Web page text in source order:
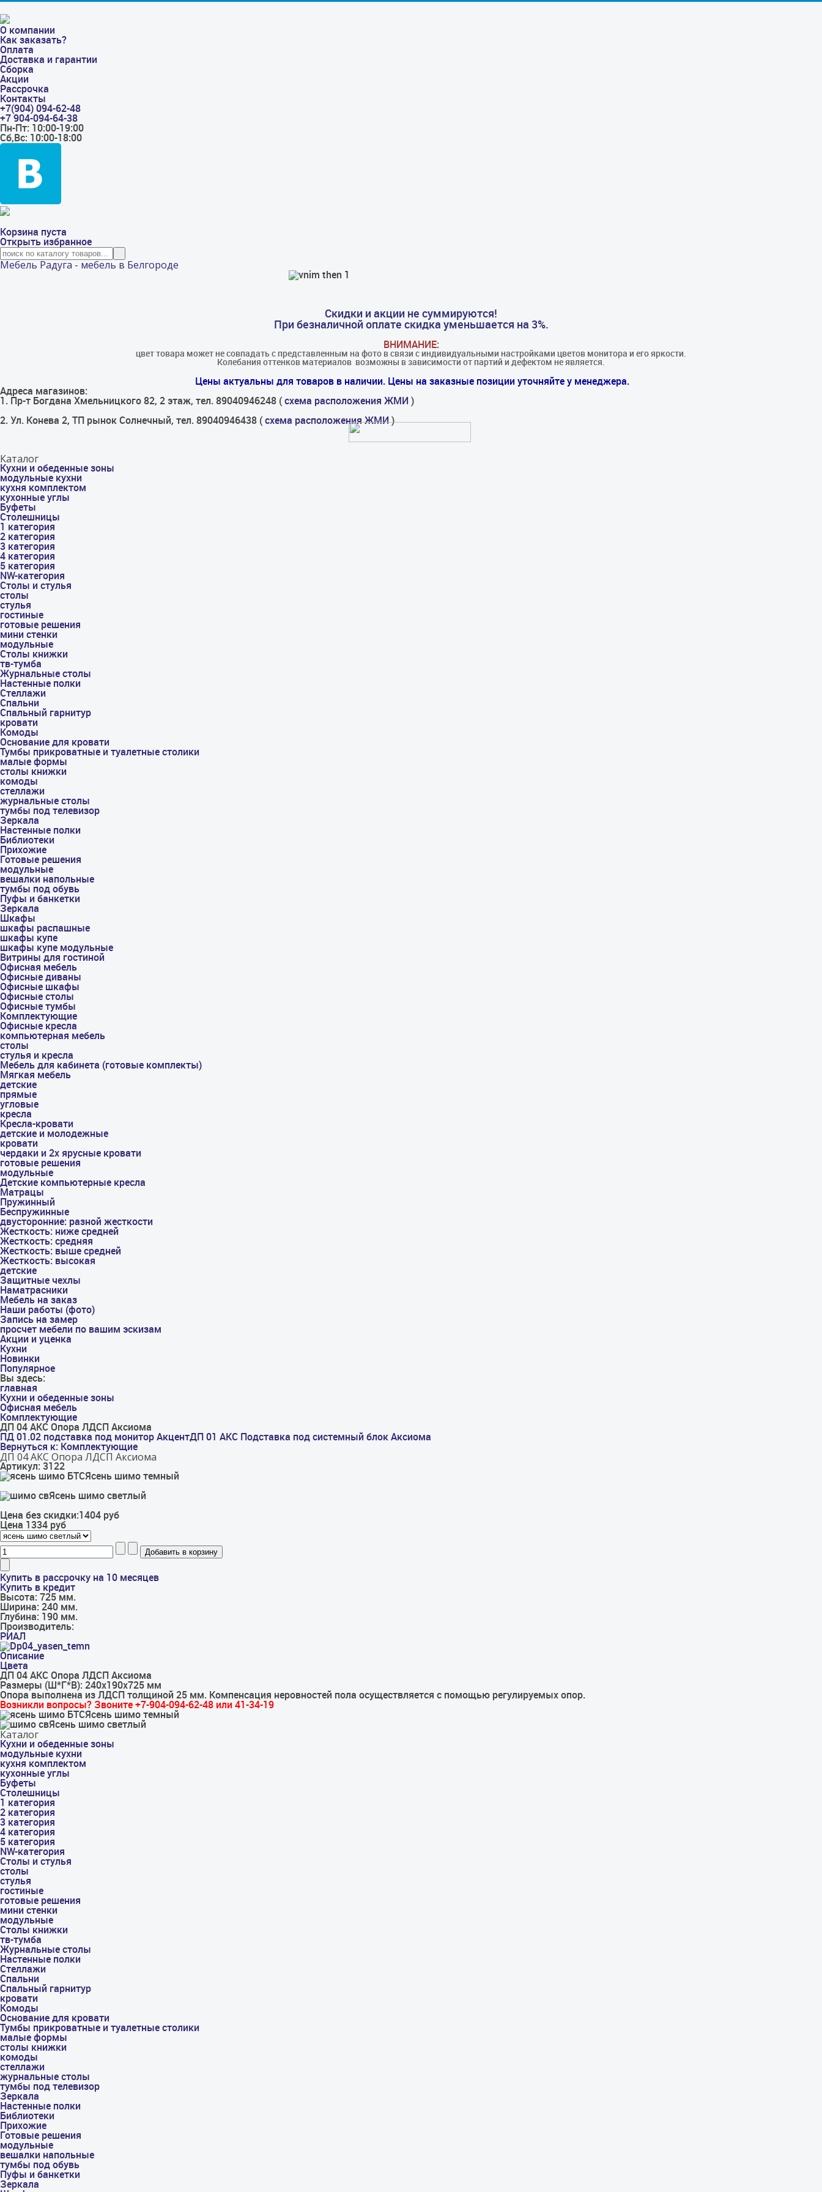
О компании
Как заказать?
Оплата
Доставка и гарантии
Сборка
Акции
Рассрочка
Контакты
+7(904) 094-62-48
+7 904-094-64-38
Пн-Пт: 10:00-19:00
Сб,Вс: 10:00-18:00
Корзина пуста
Открыть избранное
Мебель Радуга - мебель в Белгороде
Скидки и акции не суммируются!
При безналичной оплате скидка уменьшается на 3%.
ВНИМАНИЕ:
цвет товара может не совпадать с представленным на фото в связи с индивидуальными настройками цветов монитора и его яркости.
Колебания оттенков материалов​ ​ возможны в зависимости от партий и дефектом не является.
Цены актуальны для товаров в наличии. Цены на заказные позиции уточняйте у менеджера.
Адреса магазинов:
1. Пр-т Богдана Хмельницкого 82, 2 этаж, тел. 89040946248 ( схема расположения ЖМИ )
2. Ул. Конева 2, ТП рынок Солнечный, тел. 89040946438 ( схема расположения ЖМИ)
Каталог
Кухни и обеденные зоны
модульные кухни
кухня комплектом
кухонные углы
Буфеты
Столешницы
1 категория
2 категория
3 категория
4 категория
5 категория
NW-категория
Столы и стулья
столы
стулья
гостиные
готовые решения
мини стенки
модульные
Столы книжки
тв-тумба
Журнальные столы
Настенные полки
Стеллажи
Спальни
Спальный гарнитур
кровати
Комоды
Основание для кровати
Тумбы прикроватные и туалетные столики
малые формы
столы книжки
комоды
стеллажи
журнальные столы
тумбы под телевизор
Зеркала
Настенные полки
Библиотеки
Прихожие
Готовые решения
модульные
вешалки напольные
тумбы под обувь
Пуфы и банкетки
Зеркала
Шкафы
шкафы распашные
шкафы купе
шкафы купе модульные
Витрины для гостиной
Офисная мебель
Офисные диваны
Офисные шкафы
Офисные столы
Офисные тумбы
Комплектующие
Офисные кресла
компьютерная мебель
столы
стулья и кресла
Мебель для кабинета (готовые комплекты)
Мягкая мебель
детские
прямые
угловые
кресла
Кресла-кровати
детские и молодежные
кровати
чердаки и 2х ярусные кровати
готовые решения
модульные
Детские компьютерные кресла
Матрацы
Пружинный
Беспружинные
двусторонние: разной жесткости
Жесткость: ниже средней
Жесткость: средняя
Жесткость: выше средней
Жесткость: высокая
детские
Защитные чехлы
Наматрасники
Мебель на заказ
Наши работы (фото)
Запись на замер
просчет мебели по вашим эскизам
Акции и уценка
Кухни
Новинки
Популярное
Вы здесь:
главная
Кухни и обеденные зоны
Офисная мебель
Комплектующие
ДП 04 АКС Опора ЛДСП Аксиома
ПД 01.02 подставка под монитор АкцентДП 01 АКС Подставка под системный блок Аксиома
Вернуться к: Комплектующие
ДП 04 АКС Опора ЛДСП Аксиома
Артикул: 3122
Ясень шимо темный
Ясень шимо светлый
Цена без скидки:1404 руб
Цена 1334 руб
Купить в рассрочку на 10 месяцев
Купить в кредит
Высота: 725 мм.
Ширина: 240 мм.
Глубина: 190 мм.
Производитель:
РИАЛ
Описание
Цвета
ДП 04 АКС Опора ЛДСП Аксиома
Размеры (Ш*Г*В): 240х190х725 мм
Опора выполнена из ЛДСП толщиной 25 мм. Компенсация неровностей пола осуществляется с помощью регулируемых опор.
Возникли вопросы? Звоните +7-904-094-62-48 или 41-34-19
Ясень шимо темный
Ясень шимо светлый
Каталог
Кухни и обеденные зоны
модульные кухни
кухня комплектом
кухонные углы
Буфеты
Столешницы
1 категория
2 категория
3 категория
4 категория
5 категория
NW-категория
Столы и стулья
столы
стулья
гостиные
готовые решения
мини стенки
модульные
Столы книжки
тв-тумба
Журнальные столы
Настенные полки
Стеллажи
Спальни
Спальный гарнитур
кровати
Комоды
Основание для кровати
Тумбы прикроватные и туалетные столики
малые формы
столы книжки
комоды
стеллажи
журнальные столы
тумбы под телевизор
Зеркала
Настенные полки
Библиотеки
Прихожие
Готовые решения
модульные
вешалки напольные
тумбы под обувь
Пуфы и банкетки
Зеркала